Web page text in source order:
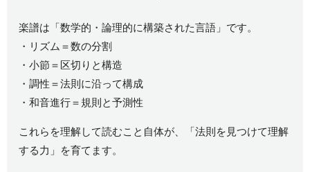
楽譜は「数学的・論理的に構築された言語」です。
・リズム＝数の分割
・小節＝区切りと構造
・調性＝法則に沿って構成
・和音進行＝規則と予測性
これらを理解して読むこと自体が、「法則を見つけて理解
する力」を育てます。